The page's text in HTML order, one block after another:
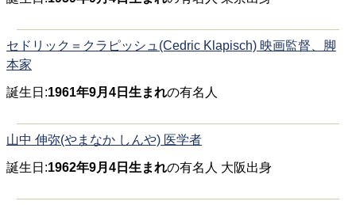
セドリック＝クラピッシュ(Cedric Klapisch) 映画監督、脚
本家
誕生日:1961年9月4日生まれの有名人
山中 伸弥(やまなか しんや) 医学者
誕生日:1962年9月4日生まれの有名人 大阪出身